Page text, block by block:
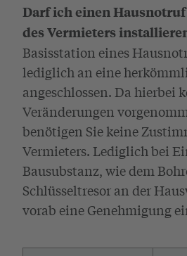
Darf ich einen
des Vermieters
Basisstation eines
lediglich an eine
angeschlossen. Da hierbei
Veränderungen
benötigen Sie keine
Vermieters. Lediglich bei
Bausubstanz, wie dem
Schlüsseltresor an der
vorab eine Genehmigung